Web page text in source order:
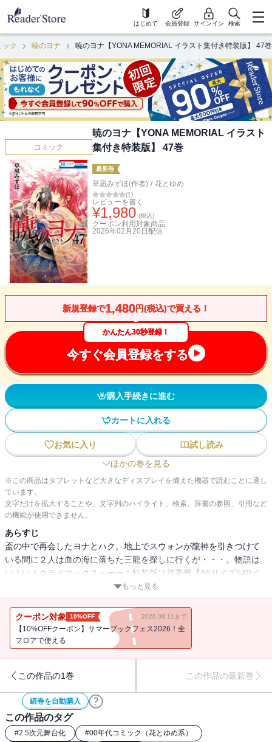
はじめて 会員登録 サインイン 検索
ック 暁のヨナ 暁のヨナ【YONA MEMORIAL イラスト集付き特装版】 47巻
コミック
暁のヨナ【YONA MEMORIAL イラスト
集付き特装版】 47巻
最新巻
草凪みずほ(作者) / 花とゆめ
(1)
レビューを書く
¥1,980 (税込)
クーポン利用対象商品
2026年02月20日 配信
新規登録で1,480円(税込)で買える！
かんたん30秒登録！
今すぐ会員登録をする
購入手続きに進む
カートに入れる
お気に入り
試し読み
ほかの巻を見る
※この商品はタブレットなど大きなディスプレイを備えた機器で読むことに適し
ています。
文字だけを拡大することや、文字列のハイライト、検索、辞書の参照、引用など
の機能が使用できません。
あらすじ
盃の中で再会したヨナとハク。地上でスウォンが龍神を引きつけて
いる間に２人は血の海に落ちた三龍を探しに行くが・・・。物語は
いよいよクライマックスへーー！特装版は超豪華【A5サイズ64Pイ
ラスト集】付き！過去のイラスト集で未収録の美麗イラストが画集
と本編が重複しておりますのでご注意ください。
もっと見る
クーポン対象 10%OFF 2026.08.11まで
【10%OFFクーポン】サマーブックフェス2026！全
フロアで使える
この作品の1巻 この作品の最新巻
続巻を自動購入
この作品のタグ
#2.5次元舞台化 #00年代コミック（花とゆめ系）